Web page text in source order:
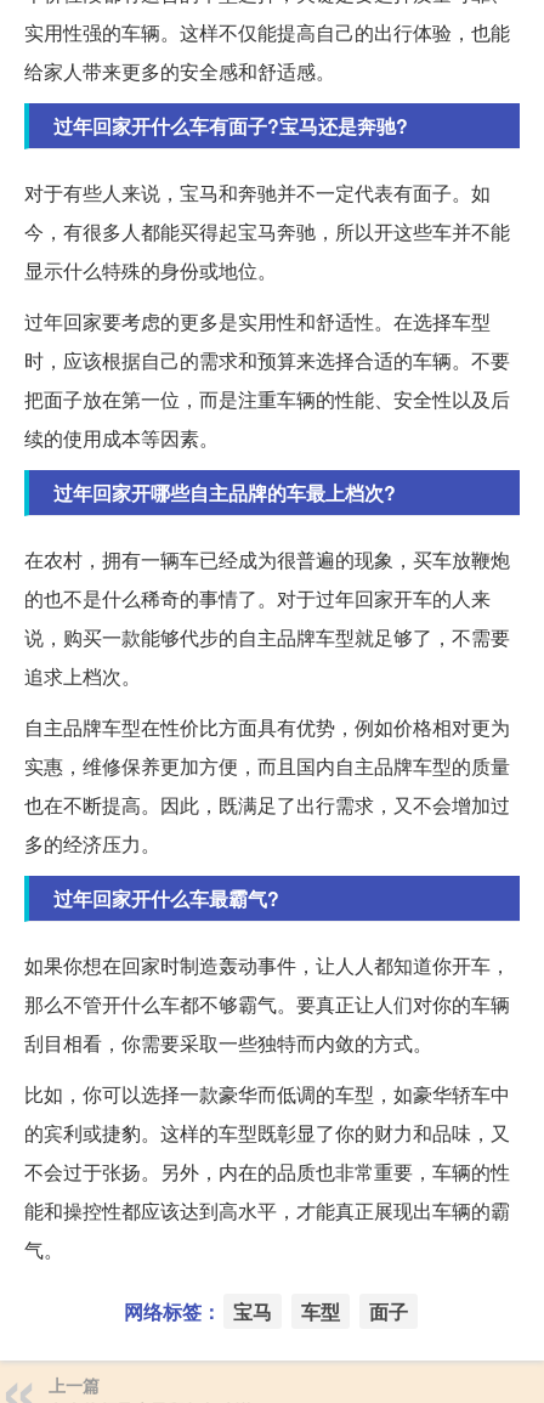
实用性强的车辆。这样不仅能提高自己的出行体验，也能
给家人带来更多的安全感和舒适感。
过年回家开什么车有面子?宝马还是奔驰?
对于有些人来说，宝马和奔驰并不一定代表有面子。如
今，有很多人都能买得起宝马奔驰，所以开这些车并不能
显示什么特殊的身份或地位。
过年回家要考虑的更多是实用性和舒适性。在选择车型
时，应该根据自己的需求和预算来选择合适的车辆。不要
把面子放在第一位，而是注重车辆的性能、安全性以及后
续的使用成本等因素。
过年回家开哪些自主品牌的车最上档次?
在农村，拥有一辆车已经成为很普遍的现象，买车放鞭炮
的也不是什么稀奇的事情了。对于过年回家开车的人来
说，购买一款能够代步的自主品牌车型就足够了，不需要
追求上档次。
自主品牌车型在性价比方面具有优势，例如价格相对更为
实惠，维修保养更加方便，而且国内自主品牌车型的质量
也在不断提高。因此，既满足了出行需求，又不会增加过
多的经济压力。
过年回家开什么车最霸气?
如果你想在回家时制造轰动事件，让人人都知道你开车，
那么不管开什么车都不够霸气。要真正让人们对你的车辆
刮目相看，你需要采取一些独特而内敛的方式。
比如，你可以选择一款豪华而低调的车型，如豪华轿车中
的宾利或捷豹。这样的车型既彰显了你的财力和品味，又
不会过于张扬。另外，内在的品质也非常重要，车辆的性
能和操控性都应该达到高水平，才能真正展现出车辆的霸
气。
网络标签： 宝马 车型 面子
上一篇